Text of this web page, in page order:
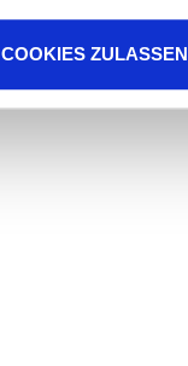
COOKIES ZULASSEN